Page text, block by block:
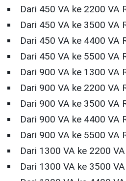
Dari 450 VA ke 2200 VA
Dari 450 VA ke 3500 VA
Dari 450 VA ke 4400 VA
Dari 450 VA ke 5500 VA
Dari 900 VA ke 1300 VA
Dari 900 VA ke 2200 VA
Dari 900 VA ke 3500 VA
Dari 900 VA ke 4400 VA
Dari 900 VA ke 5500 VA
Dari 1300 VA ke 2200
Dari 1300 VA ke 3500